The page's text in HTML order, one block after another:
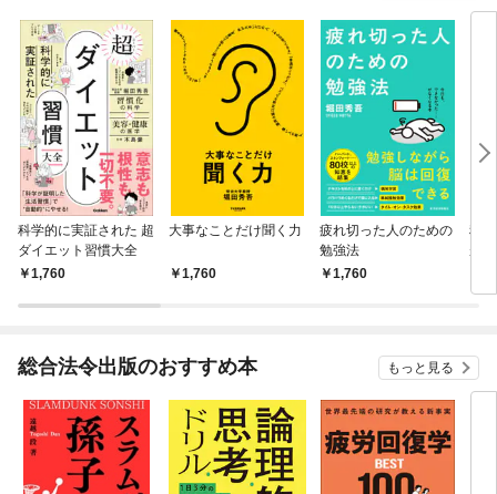
科学的に実証された 超
ダイエット習慣大全
1,760
大事なことだけ聞く力
1,760
疲れ切った人のための
勉強法
1,760
科
が
総合法令出版のおすすめ本 もっと見る